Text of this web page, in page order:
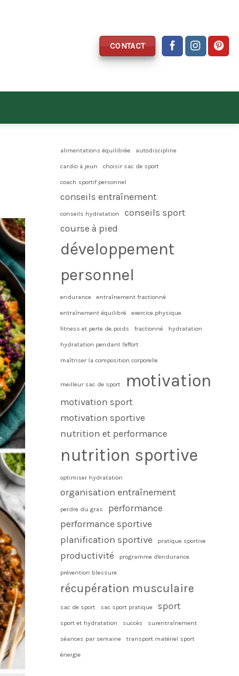
CONTACT
alimentations équilibrée autodiscipline
cardio à jeun choisir sac de sport
coach sportif personnel
conseils entraînement
conseils hydratation
conseils sport
course à pied
développement
personnel
endurance entraînement fractionné
entraînement équilibré exercice physique
fitness et perte de poids fractionné hydratation
hydratation pendant l'effort
maîtriser la composition corporelle
meilleur sac de sport motivation
motivation sport
motivation sportive
nutrition et performance
nutrition sportive
optimiser hydratation
organisation entraînement
perdre du gras
performance
performance sportive
planification sportive
pratique sportive
productivité programme d'endurance
prévention blessure
récupération musculaire
sac de sport sac sport pratique sport
sport et hydratation succès surentraînement
séances par semaine transport matériel sport
énergie